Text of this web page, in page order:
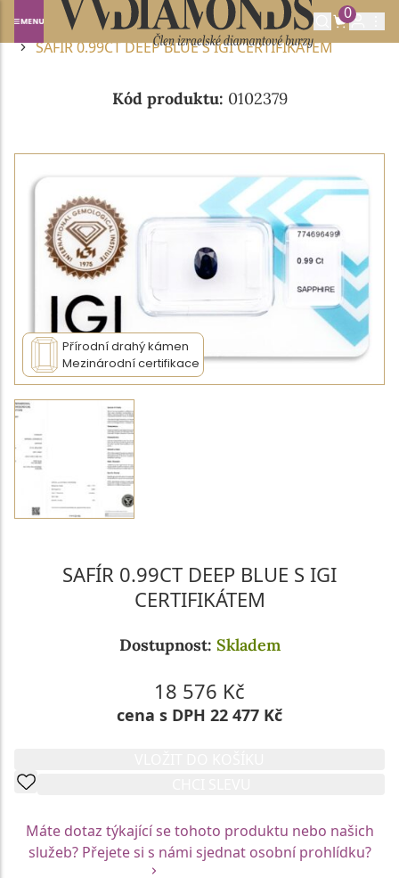
0
Domů DRAHOKAMY A POLODRAHOKAMY
SAFÍR
SAFÍR 0.99CT DEEP BLUE S IGI CERTIFIKÁTEM
Kód produktu: 0102379
Přírodní drahý kámen
Mezinárodní certifikace
SAFÍR 0.99CT DEEP BLUE S IGI
CERTIFIKÁTEM
Dostupnost: Skladem
18 576 Kč
cena s DPH 22 477 Kč
Máte dotaz týkající se tohoto produktu nebo našich
služeb? Přejete si s námi sjednat osobní prohlídku?